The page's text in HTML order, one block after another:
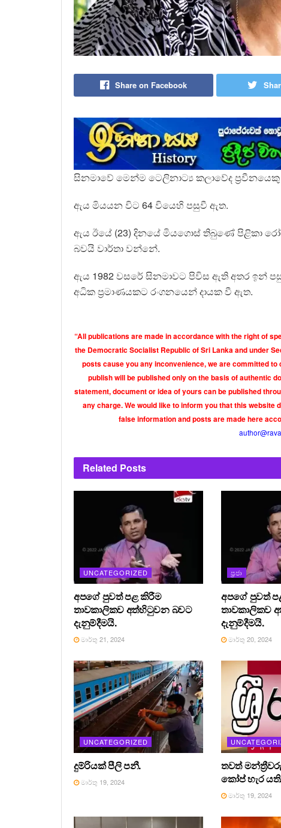
Share on Facebook
සිනමාවේ මෙන්ම ටෙලිනාට්‍ය කලාවේද
ඇය මියයන විට 64 වියෙහි පසුවී ඇත.
ඇය ඊයේ (23) දිනයේ මියගොස් තිබුණේ පිළිකා
බවයි වාර්තා වන්නේ.
ඇය 1982 වසරේ සිනමාවට පිවිස ඇති අතර ඉන්
අධික ප්‍රමාණයකට රංගනයෙන් දායක වී ඇත.
“All publications are made in accordance with the right of
the Democratic Socialist Republic of Sri Lanka and under
posts cause you any inconvenience, we are committed
publish will be published only on the basis of authentic
statement, document or idea of yours can be published
any charge. We would like to inform you that this
false information and posts are made here
Related Posts
UNCATEGORIZED
අපගේ පුවත් පළ කිරීම
තාවකාලිකව අත්හිටුවන බවට
දැනුම්දීමයි.
මාර්තු 21, 2024
ප්‍රජා
අපගේ පුවත්
තාවකාලිකව
දැනුම්දීමයි.
මාර්තු 20, 2024
UNCATEGORIZED
දුම්රියක් පීලි පනී.
මාර්තු 19, 2024
තවත්
කෝප් හැර
මාර්තු 19, 2024